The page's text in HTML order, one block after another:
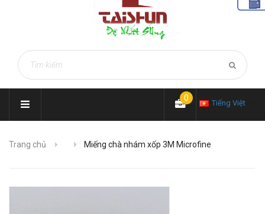
Tiếng Việt
0
Trang chủ Miếng chà nhám xốp 3M Microfine